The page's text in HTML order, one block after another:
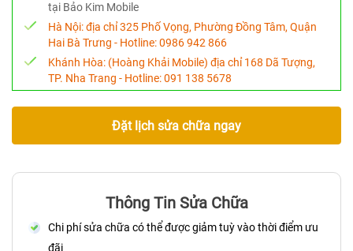
tại Bảo Kim Mobile
Hà Nội:địa chỉ 325 Phố Vọng, Phường Đồng Tâm, Quận
Hai Bà Trưng - Hotline:0986 942 866
Khánh Hòa: (Hoàng Khải Mobile) địa chỉ 168 Dã Tượng,
TP. Nha Trang - Hotline:091 138 5678
Đặt lịch sửa chữa ngay
Thông Tin Sửa Chữa
Chi phí sửa chữa có thể được giảm tuỳ vào thời điểm ưu
đãi